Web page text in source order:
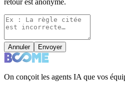
retour est anonyme.
Annuler Envoyer
On conçoit les agents IA que vos